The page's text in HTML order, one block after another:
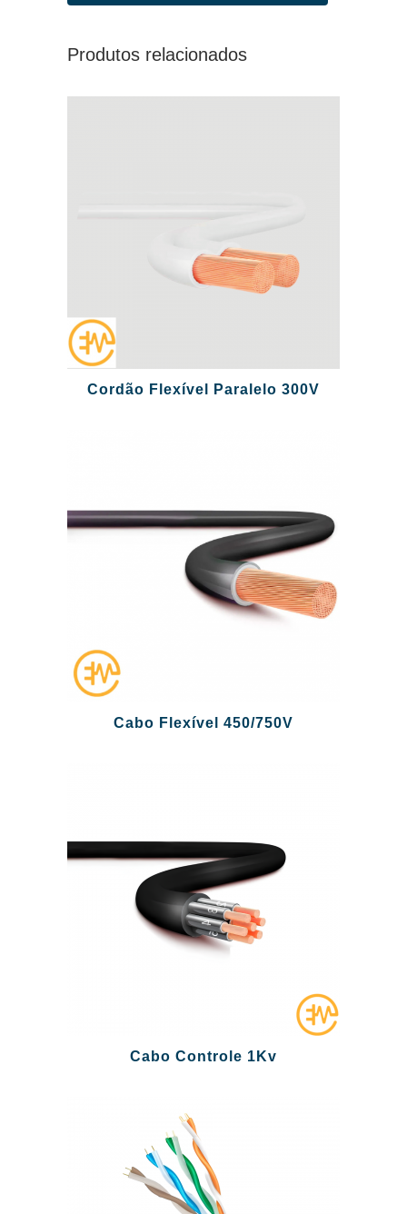
Produtos relacionados
Cordão Flexível Paralelo 300V
Cabo Flexível 450/750V
Cabo Controle 1Kv